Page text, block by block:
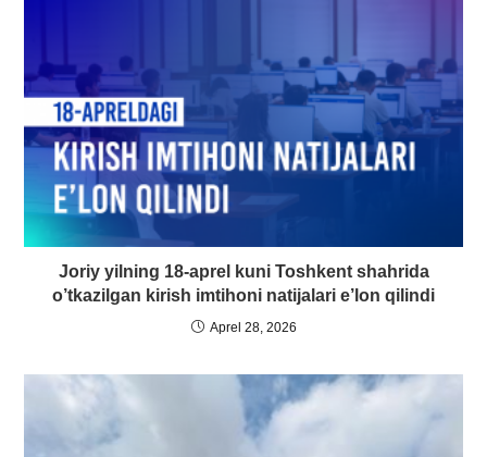
Joriy yilning 18-aprel kuni Toshkent shahrida
o’tkazilgan kirish imtihoni natijalari e’lon qilindi
Aprel 28, 2026